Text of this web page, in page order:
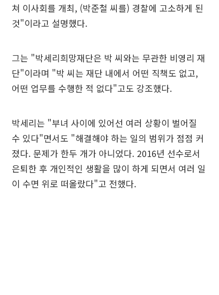
쳐 이사회를 개최, (박준철 씨를) 경찰에 고소하게 된
것"이라고 설명했다.
그는 "박세리희망재단은 박 씨와는 무관한 비영리 재
단"이라며 "박 씨는 재단 내에서 어떤 직책도 없고,
어떤 업무를 수행한 적 없다"고도 강조했다.
박세리는 "부녀 사이에 있어선 여러 상황이 벌어질
수 있다"면서도 "해결해야 하는 일의 범위가 점점 커
졌다. 문제가 한두 개가 아니었다. 2016년 선수로서
은퇴한 후 개인적인 생활을 많이 하게 되면서 여러 일
이 수면 위로 떠올랐다"고 전했다.